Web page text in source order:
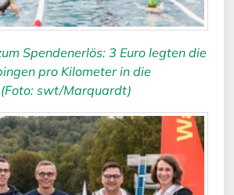
Spendenerlös: 3 Euro legten die
pro Kilometer in die
swt/Marquardt)